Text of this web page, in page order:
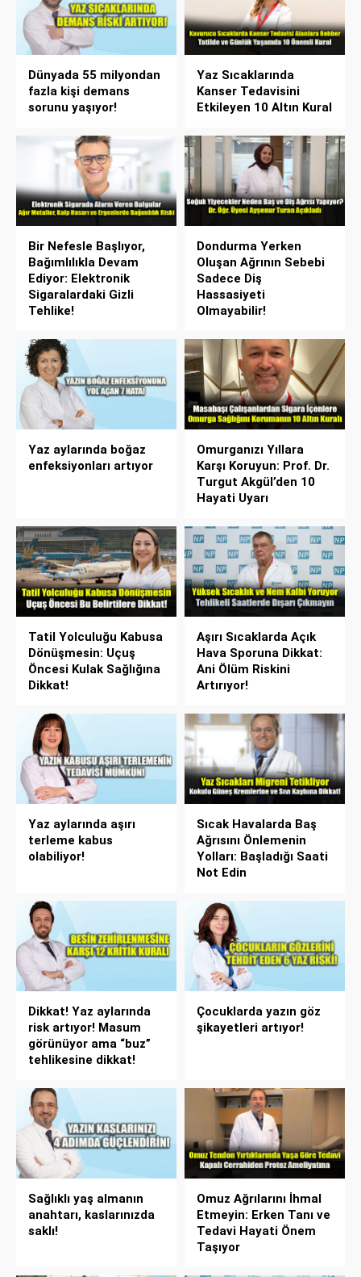
Dünyada 55 milyondan
fazla kişi demans
sorunu yaşıyor!
Yaz Sıcaklarında
Kanser Tedavisini
Etkileyen 10 Altın Kural
Bir Nefesle Başlıyor,
Bağımlılıkla Devam
Ediyor: Elektronik
Sigaralardaki Gizli
Tehlike!
Dondurma Yerken
Oluşan Ağrının Sebebi
Sadece Diş
Hassasiyeti
Olmayabilir!
Yaz aylarında boğaz
enfeksiyonları artıyor
Omurganızı Yıllara
Karşı Koruyun: Prof. Dr.
Turgut Akgül’den 10
Hayati Uyarı
Tatil Yolculuğu Kabusa
Dönüşmesin: Uçuş
Öncesi Kulak Sağlığına
Dikkat!
Aşırı Sıcaklarda Açık
Hava Sporuna Dikkat:
Ani Ölüm Riskini
Artırıyor!
Yaz aylarında aşırı
terleme kabus
olabiliyor!
Sıcak Havalarda Baş
Ağrısını Önlemenin
Yolları: Başladığı Saati
Not Edin
Dikkat! Yaz aylarında
risk artıyor! Masum
görünüyor ama “buz”
tehlikesine dikkat!
Çocuklarda yazın göz
şikayetleri artıyor!
Sağlıklı yaş almanın
anahtarı, kaslarınızda
saklı!
Omuz Ağrılarını İhmal
Etmeyin: Erken Tanı ve
Tedavi Hayati Önem
Taşıyor